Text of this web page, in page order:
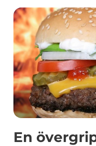
En